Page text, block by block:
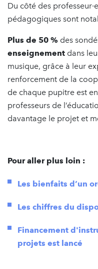
Du côté des
pédagogiques sont
Plus de 50 % des
enseignement dans
musique, grâce à leur
renforcement de la
de chaque pupitre est
professeurs de
davantage le projet et
Pour aller plus loin :
Les bienfaits d’un
Les chiffres du
Financement
projets est lancé